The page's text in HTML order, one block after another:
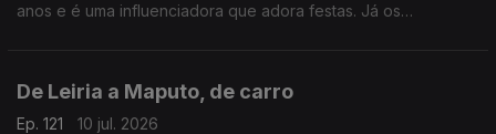
anos e é uma influenciadora que adora festas. Já os
De Leiria a Maputo, de carro
Ep. 121
10 jul. 2026